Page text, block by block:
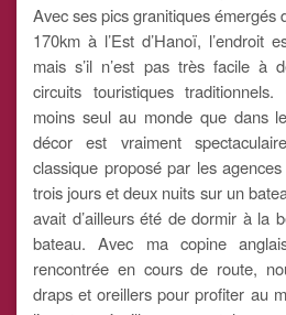
Avec ses pics granitiques émergés
170km à l’Est d’Hanoï, l’endroit
mais s’il n’est pas très facile à
circuits touristiques
moins seul au monde que dans
décor est vraiment
classique proposé par les
trois jours et deux nuits sur un
avait d’ailleurs été de dormir à la
bateau. Avec ma copine
rencontrée en cours de route,
draps et oreillers pour profiter au